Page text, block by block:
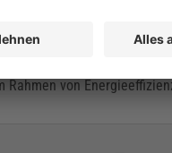
ausfallen.
und industriellen
von